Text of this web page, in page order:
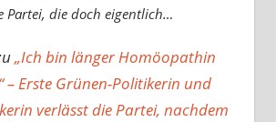
Partei, die doch eigentlich…
„Ich bin länger Homöopathin
– Erste Grünen-Politikerin und
verlässt die Partei, nachdem